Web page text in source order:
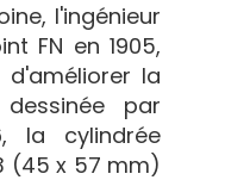
l'ingénieur
FN en 1905,
la
par
la cylindrée
(45 x 57 mm)